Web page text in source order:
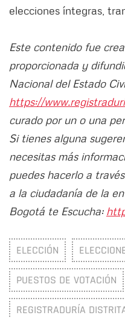
elecciones íntegras,
Este contenido fue
proporcionada y
Nacional del Estado
https://
curado por un o una
Si tienes alguna
necesitas más
puedes hacerlo a
a la ciudadanía de la
Bogotá te Escucha:
ELECCIÓN
PUESTOS DE VOTACIÓN
REGISTRADURÍA